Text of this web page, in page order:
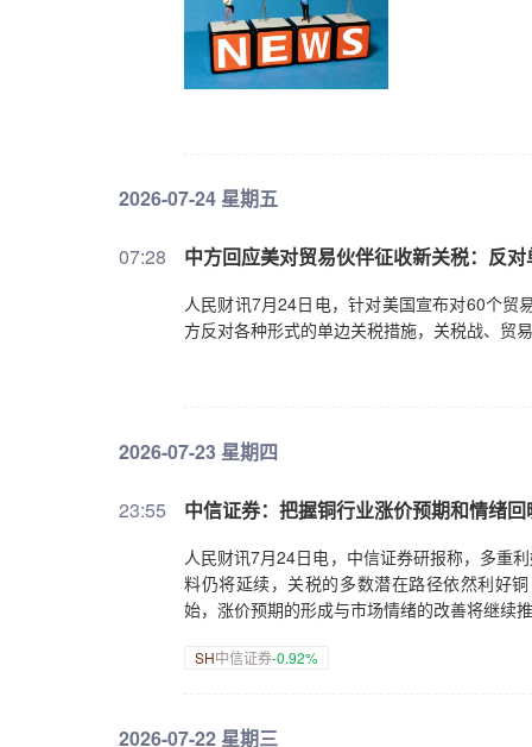
2026-07-24 星期五
07:28 中方回应美对贸易伙伴征收新关税：反
人民财讯7月24日电，针对美国宣布对60个贸
方反对各种形式的单边关税措施，关税战、贸
2026-07-23 星期四
23:55 中信证券：把握铜行业涨价预期和情绪
人民财讯7月24日电，中信证券研报称，多重
料仍将延续，关税的多数潜在路径依然利好
始，涨价预期的形成与市场情绪的改善将继续
SH中信证券-0.92%
2026-07-22 星期三